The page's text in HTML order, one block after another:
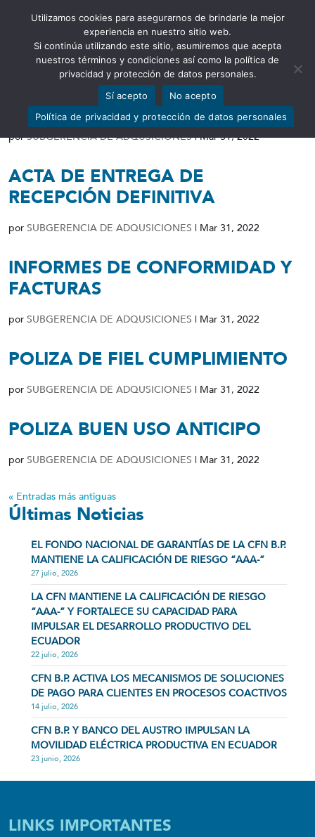
Abrir barra de herramientas
OFERTAS
porSUBGERENCIA DE ADQUSICIONES|Mar 31, 2022
ACTA DE ENTREGA DE
RECEPCIÓN DEFINITIVA
por SUBGERENCIA DE ADQUSICIONES | Mar 31, 2022
INFORMES DE CONFORMIDAD Y
FACTURAS
por SUBGERENCIA DE ADQUSICIONES | Mar 31, 2022
POLIZA DE FIEL CUMPLIMIENTO
por SUBGERENCIA DE ADQUSICIONES | Mar 31, 2022
POLIZA BUEN USO ANTICIPO
por SUBGERENCIA DE ADQUSICIONES | Mar 31, 2022
« Entradas más antiguas
Últimas Noticias
EL FONDO NACIONAL DE GARANTÍAS DE LA CFN B.P.
MANTIENE LA CALIFICACIÓN DE RIESGO “AAA-”
27 julio, 2026
LA CFN MANTIENE LA CALIFICACIÓN DE RIESGO
“AAA-” Y FORTALECE SU CAPACIDAD PARA
IMPULSAR EL DESARROLLO PRODUCTIVO DEL
ECUADOR
22 julio, 2026
CFN B.P. ACTIVA LOS MECANISMOS DE SOLUCIONES
DE PAGO PARA CLIENTES EN PROCESOS COACTIVOS
14 julio, 2026
CFN B.P. Y BANCO DEL AUSTRO IMPULSAN LA
MOVILIDAD ELÉCTRICA PRODUCTIVA EN ECUADOR
23 junio, 2026
LINKS IMPORTANTES
Utilizamos cookies para asegurarnos de brindarle la mejor
experiencia en nuestro sitio web.
Si continúa utilizando este sitio, asumiremos que acepta
nuestros términos y condiciones así como la política de
privacidad y protección de datos personales.
Sí acepto
No acepto
Política de privacidad y protección de datos personales